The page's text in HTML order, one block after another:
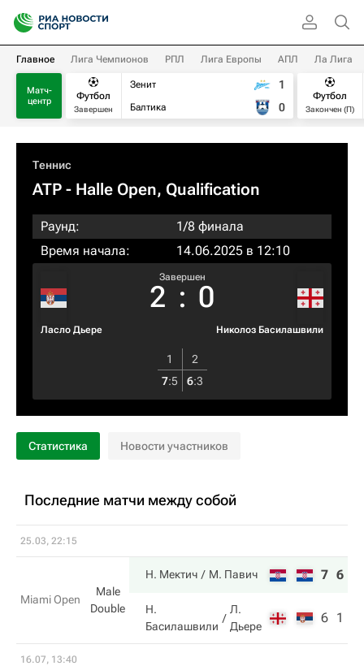
Главное Лига Чемпионов РПЛ Лига Европы АПЛ Ла Лига
Матч-
центр
Футбол
Завершен
Зенит
Балтика
1
0
Футбол
Закончен (П)
Теннис
ATP - Halle Open, Qualification
Раунд:
1/8 финала
Время начала:
14.06.2025 в 12:10
Ласло Дьере
Завершен
2 : 0
Николоз Басилашвили
1
2
7:5 6:3
Статистика Новости участников
Последние матчи между собой
25.03, 22:15
Miami Open
Male
Double
Н. Мектич М. Павич 7 6
Н.
Басилашвили
Л.
Дьере
6 1
16.07, 13:40